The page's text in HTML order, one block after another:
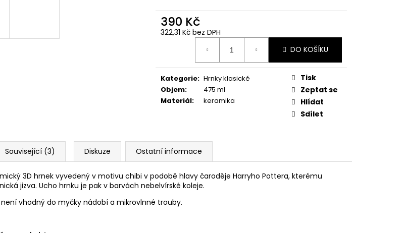
390 Kč
322,31 Kč bez DPH
DO KOŠÍKU
Kategorie: Hrnky klasické
Objem:
475 ml
Materiál: keramika
Tisk
Zeptat se
Hlídat
Sdílet
Související (3) Diskuze Ostatní informace
3D hrnek vyvedený v motivu chibi v podobě hlavy čaroděje Harryho Pottera, kterému
jizva. Ucho hrnku je pak v barvách nebelvírské koleje.
není vhodný do myčky nádobí a mikrovlnné trouby.
499 Kč